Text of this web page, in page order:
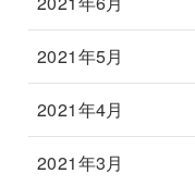
2021年5月
2021年4月
2021年3月